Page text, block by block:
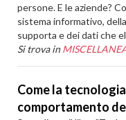
persone. E le aziende?
sistema informativo,
supporta e dei dati che
Si trova in
Come la
comportamento